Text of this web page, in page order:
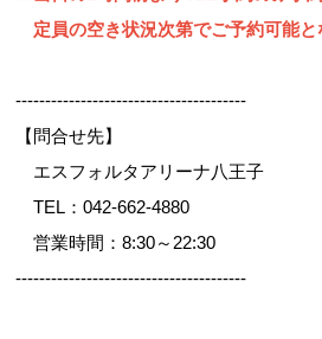
定員の空き状況次第でご予約可能と
---------------------------------------
【問合せ先】
エスフォルタアリーナ八王子
TEL：042-662-4880
営業時間：8:30～22:30
---------------------------------------